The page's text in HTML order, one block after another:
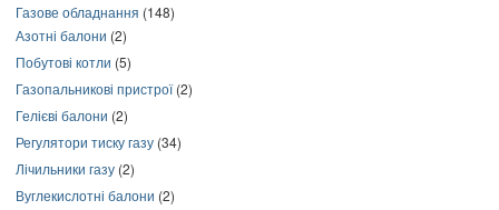
Газове обладнання (148)
Азотні балони (2)
Побутові котли (5)
Газопальникові пристрої(2)
Гелієві балони (2)
Регулятори тиску газу (34)
Лічильники газу (2)
Вуглекислотні балони (2)